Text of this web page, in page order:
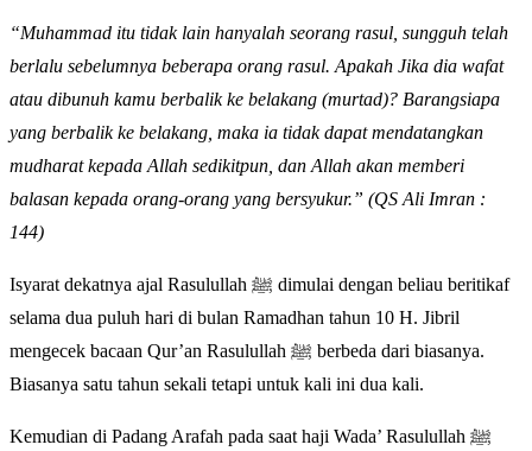
“Muhammad itu tidak lain hanyalah seorang rasul, sungguh telah
berlalu sebelumnya beberapa orang rasul. Apakah Jika dia wafat
atau dibunuh kamu berbalik ke belakang (murtad)? Barangsiapa
yang berbalik ke belakang, maka ia tidak dapat mendatangkan
mudharat kepada Allah sedikitpun, dan Allah akan memberi
balasan kepada orang-orang yang bersyukur.” (QS Ali Imran :
144)
Isyarat dekatnya ajal Rasulullah ﷺ dimulai dengan beliau beritikaf
selama dua puluh hari di bulan Ramadhan tahun 10 H. Jibril
mengecek bacaan Qur’an Rasulullah ﷺ berbeda dari biasanya.
Biasanya satu tahun sekali tetapi untuk kali ini dua kali.
Kemudian di Padang Arafah pada saat haji Wada’ Rasulullah ﷺ